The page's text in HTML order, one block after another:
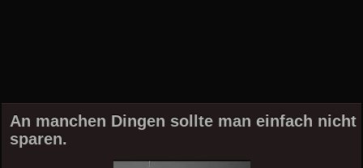
An manchen Dingen sollte man einfach nicht
sparen.